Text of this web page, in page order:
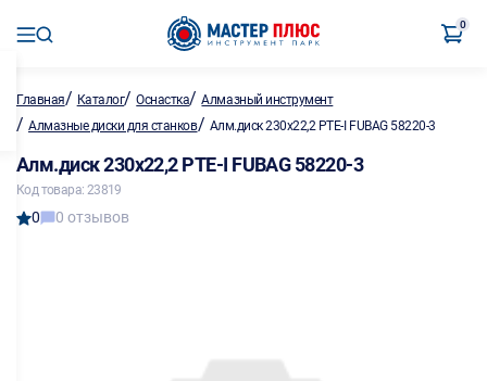
0
Главная/ Каталог/Оснастка/Алмазный инструмент
/ Алмазные диски для станков/ Алм.диск 230х22,2 PTE-I FUBAG 58220-3
Алм.диск 230х22,2 PTE-I FUBAG 58220-3
Код товара: 23819
0 0 отзывов